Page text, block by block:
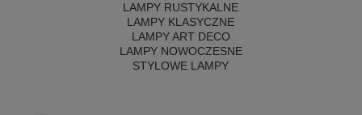
LAMPY RUSTYKALNE
LAMPY KLASYCZNE
LAMPY ART DECO
LAMPY NOWOCZESNE
STYLOWE LAMPY